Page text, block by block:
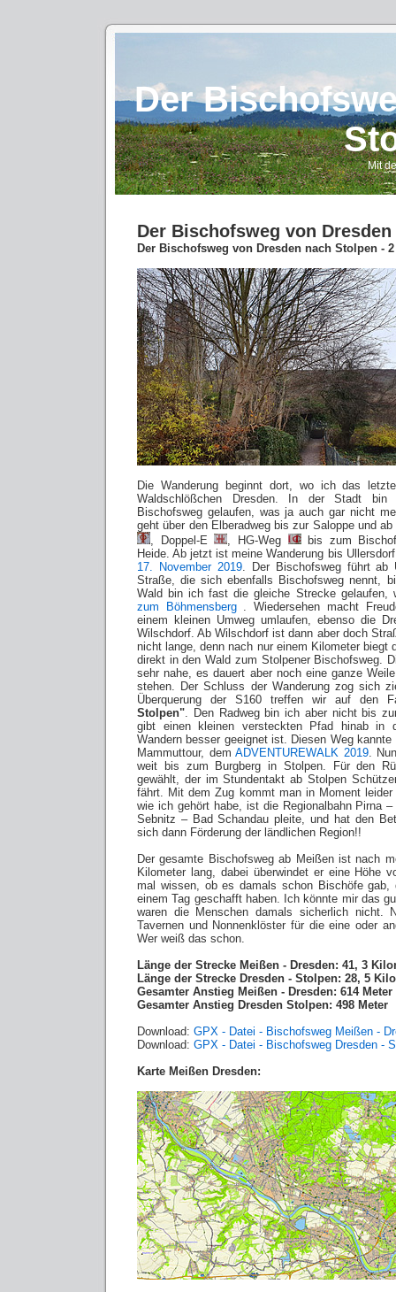
Der
Mit
Der Bischofsweg von
Der Bischofsweg von Dresden nach Stolpen - 2
Die Wanderung beginnt dort, wo ich das
Waldschlößchen Dresden. In der Stadt
Bischofsweg gelaufen, was ja auch gar nicht
geht über den Elberadweg bis zur Saloppe und
, Doppel-E
, HG-Weg
bis zum
Heide. Ab jetzt ist meine Wanderung bis
17. November 2019. Der Bischofsweg führt ab
Straße, die sich ebenfalls Bischofsweg nennt,
Wald bin ich fast die gleiche Strecke gelaufen,
zum Böhmensberg . Wiedersehen macht
einem kleinen Umweg umlaufen, ebenso die
Wilschdorf. Ab Wilschdorf ist dann aber doch
nicht lange, denn nach nur einem Kilometer biegt
direkt in den Wald zum Stolpener Bischofsweg.
sehr nahe, es dauert aber noch eine ganze
stehen. Der Schluss der Wanderung zog sich
Überquerung der S160 treffen wir auf den
Stolpen". Den Radweg bin ich aber nicht bis
gibt einen kleinen versteckten Pfad hinab in
Wandern besser geeignet ist. Diesen Weg
Mammuttour, demADVENTUREWALK 2019.
weit bis zum Burgberg in Stolpen. Für den
gewählt, der im Stundentakt ab Stolpen
fährt. Mit dem Zug kommt man in Moment
wie ich gehört habe, ist die Regionalbahn Pirna
Sebnitz – Bad Schandau pleite, und hat den
sich dann Förderung der ländlichen Region!!
Der gesamte Bischofsweg ab Meißen ist nach
Kilometer lang, dabei überwindet er eine Höhe
mal wissen, ob es damals schon Bischöfe gab,
einem Tag geschafft haben. Ich könnte mir das
waren die Menschen damals sicherlich nicht.
Tavernen und Nonnenklöster für die eine oder
Wer weiß das schon.
Länge der Strecke Meißen - Dresden: 41, 3
Länge der Strecke Dresden - Stolpen: 28, 5
Gesamter Anstieg Meißen - Dresden: 614 Meter
Gesamter Anstieg Dresden Stolpen: 498 Meter
Download: GPX - Datei - Bischofsweg Meißen -
Download: GPX - Datei - Bischofsweg Dresden -
Karte Meißen Dresden: